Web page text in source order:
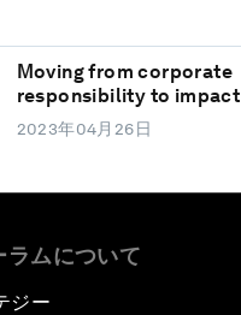
Moving from corporate
responsibility to impact
2023年04月26日
ラムについて
ジー